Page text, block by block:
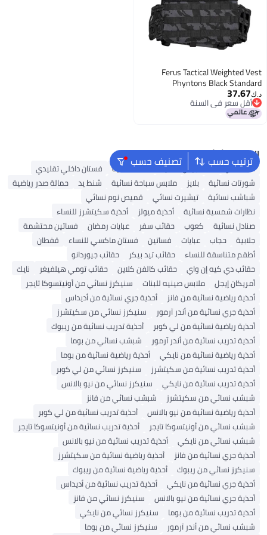
2
Ferus Tactical Weighted Vest
Phyntons Black Standard
د.ك‏37.67
أقل سعر في السنة
أقل سعر في السنة
ترتيب حسب تصنيف حسب البحث الشائع
شنط ألدو شنط جيس نسائية شنط نسائية
فستان داخلي تقليدي
شورتات نسائية
بلايز ملابس سباحة نسائية شنط يد
حمالة صدر رياضية
شباشب نسائية
تيشيرت نسائي
قميص نوم نسائي
نظارات شمسية نسائية
أحذية ميولز
أحذية سكيتشرز للنساء
صنادل نسائية
كعوب حقائب سفر عبايات رمضان
فساتين محتشمة
جلابية
حجاب عبايات فساتين فستان ماكسي للنساء
قفطان
أطقم متناسقة للنساء
حقائب تيد بيكر
حقائب جيوردانو
حقائب دي كيه إن واي
حقائب كالفن كلاين حقائب تومي هيلفيغر
نايك
أمريكان إيجل
ملابس صينيه للبنات
سنيكرز نسائي من أونيتسوكا تايجر
أحذية رياضية نسائية من فانز
أحذية جري نسائية من أديداس
أحذية جري نسائية من أندر آرمور
سنيكرز نسائي من سكيتشرز
أحذية رياضية نسائية من لي كوبر
أحذية تدريب نسائية من ريبوك
أحذية تدريب نسائية من أندر آرمور
شبشب نسائي من بوما
أحذية رياضية نسائية من نايكي
أحذية رياضية نسائية من بوما
أحذية تدريب نسائية من سكيتشرز
سنيكرز نسائي من لي كوبر
أحذية تدريب نسائية من نايكي
سنيكرز نسائي من نيو بالانس
شبشب نسائي من سكيتشرز
شبشب نسائي من فانز
أحذية رياضية نسائية من نيو بالانس
أحذية تدريب نسائية من لي كوبر
شبشب نسائي من أونيتسوكا تايجر
أحذية تدريب نسائية من أونيتسوكا تايجر
شبشب نسائي من نايكي
أحذية تدريب نسائية من نيو بالانس
أحذية جري نسائية من فانز
أحذية رياضية نسائية من سكيتشرز
سنيكرز نسائي من ريبوك
أحذية رياضية نسائية من ريبوك
أحذية جري نسائية من نايكي
أحذية تدريب نسائية من أديداس
أحذية جري نسائية من نيو بالانس
سنيكرز نسائي من فانز
أحذية تدريب نسائية من بوما
سنيكرز نسائي من نايكي
شبشب نسائي من أندر آرمور
سنيكرز نسائي من بوما